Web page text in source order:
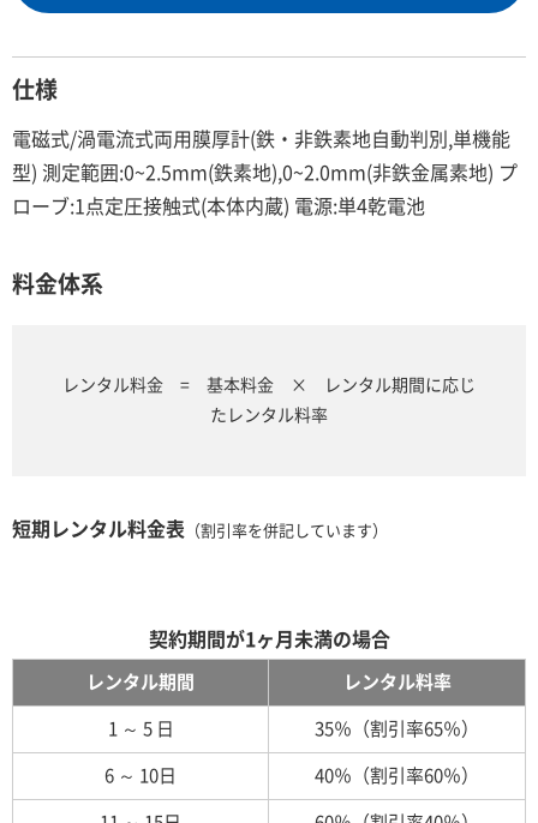
仕様
電磁式/渦電流式両用膜厚計(鉄・非鉄素地自動判別,単機能
型) 測定範囲:0~2.5mm(鉄素地),0~2.0mm(非鉄金属素地) プ
ローブ:1点定圧接触式(本体内蔵) 電源:単4乾電池
料金体系
レンタル料金 = 基本料金 × レンタル期間に応じ
たレンタル料率
短期レンタル料金表 （割引率を併記しています）
契約期間が1ヶ月未満の場合
レンタル期間 レンタル料率
1 ～ 5 日 35％（割引率65％）
6 ～ 10日 40％（割引率60％）